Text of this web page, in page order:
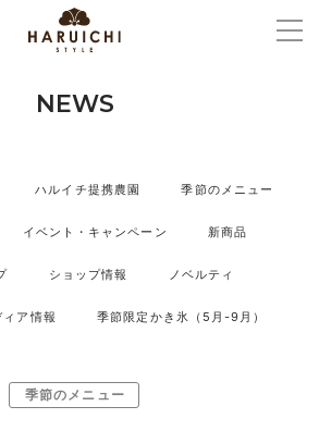
NEWS
ハルイチ提携農園 季節のメニュー
イベント・キャンペーン 新商品
ショップ情報 ノベルティ
ィア情報 季節限定かき氷（5月-9月）
季節のメニュー